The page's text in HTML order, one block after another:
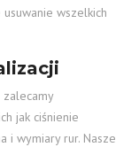
wszelkich
jak ciśnienie
i wymiary rur. Nasze